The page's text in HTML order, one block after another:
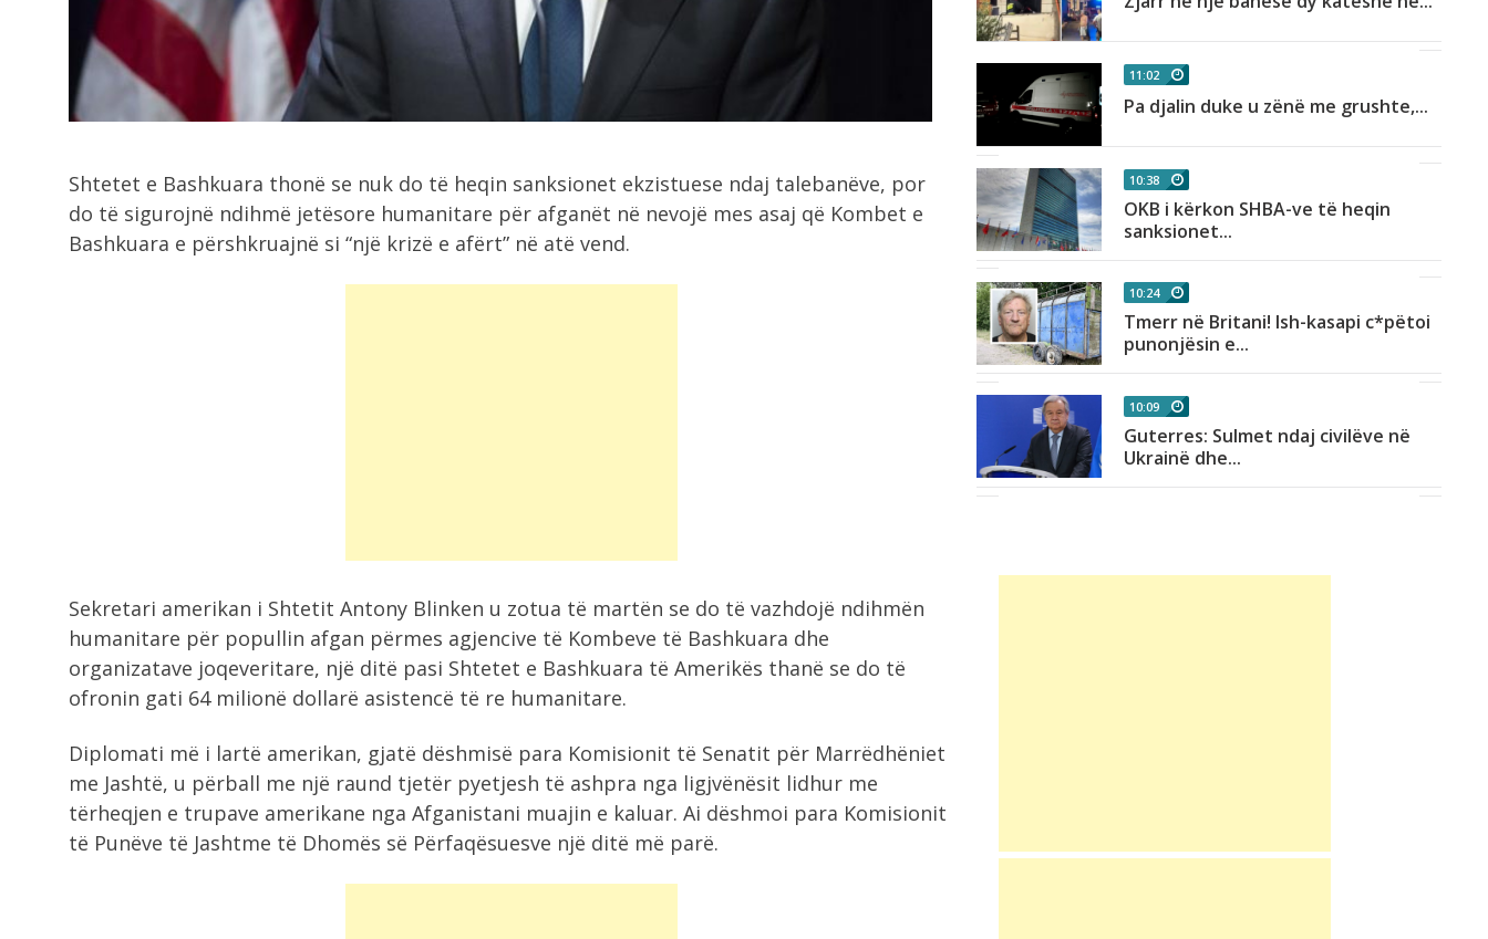
Shtetet e Bashkuara thonë se nuk do të heqin sanksionet ekzistuese ndaj talebanëve, por
do të sigurojnë ndihmë jetësore humanitare për afganët në nevojë mes asaj që Kombet e
Bashkuara e përshkruajnë si “një krizë e afërt” në atë vend.
Sekretari amerikan i Shtetit Antony Blinken u zotua të martën se do të vazhdojë ndihmën
humanitare për popullin afgan përmes agjencive të Kombeve të Bashkuara dhe
organizatave joqeveritare, një ditë pasi Shtetet e Bashkuara të Amerikës thanë se do të
ofronin gati 64 milionë dollarë asistencë të re humanitare.
Diplomati më i lartë amerikan, gjatë dëshmisë para Komisionit të Senatit për Marrëdhëniet
me Jashtë, u përball me një raund tjetër pyetjesh të ashpra nga ligjvënësit lidhur me
tërheqjen e trupave amerikane nga Afganistani muajin e kaluar. Ai dëshmoi para Komisionit
të Punëve të Jashtme të Dhomës së Përfaqësuesve një ditë më parë.
rrezikuar jetën...
9:05
Zelensky viziton Beogradin javën e
9:00
Zjarri në Drenije mbetet aktiv,
zjarrfikësit e...
I nxehti ekstrem, Italia zgjat oraret
e...
7:42
Ukraina godet rafineri ruse me dronë,
“E kemi humbur besimin te Infantino”,
11:02
Pa djalin duke u zënë me grushte,...
10:38
OKB i kërkon SHBA-ve të heqin
sanksionet...
10:24
Tmerr në Britani! Ish-kasapi c*pëtoi
punonjësin e...
10:09
Guterres: Sulmet ndaj civilëve në
Ukrainë dhe...